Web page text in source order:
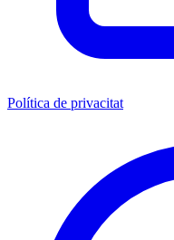
Política de privacitat